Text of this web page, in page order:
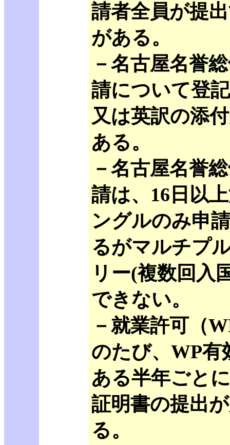
請者全員が提
がある。
－名古屋名誉
請について登
又は英訳の添
ある。
－名古屋名誉
請は、16日以
ングルのみ申
るがマルチプ
リー(複数回入
できない。
－就業許可（
のたび、WP有
ある半年ごと
証明書の提出
る。